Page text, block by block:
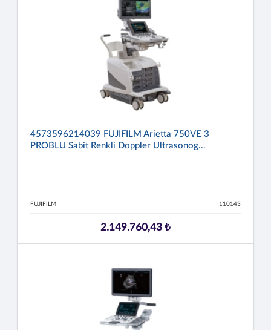
4573596214039 FUJIFILM Arietta 750VE 3
PROBLU Sabit Renkli Doppler Ultrasonog...
FUJIFILM 110143
2.149.760,43 ₺